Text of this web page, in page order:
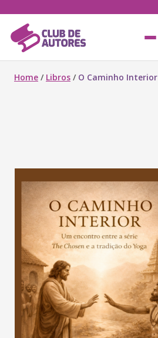
Home / Libros / O Caminho Interior